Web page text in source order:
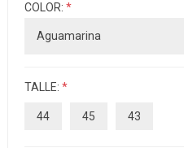
COLOR: *
TALLE: *
44 45 43